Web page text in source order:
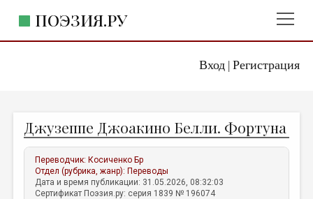
Вход| Регистрация
ПОЭЗИЯ.РУ
ЖАНРЫ
АВТОРЫ
КОММЕНТАРИИ
Джузеппе Джоакино Белли. Фортуна
Переводчик: Косиченко Бр
Отдел (рубрика, жанр): Переводы
Дата и время публикации: 31.05.2026, 08:32:03
Сертификат Поэзия.ру: серия 1839 № 196074